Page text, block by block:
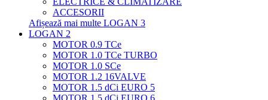
ACCESORII
Afișează mai multe LOGAN 3
LOGAN 2
MOTOR 0.9 TCe
MOTOR 1.0 TCe TURBO
MOTOR 1.0 SCe
MOTOR 1.2 16VALVE
MOTOR 1.5 dCi EURO 5
MOTOR 1.5 dCi EURO 6